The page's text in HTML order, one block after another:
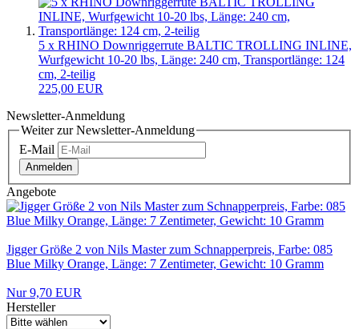
5 x RHINO Downriggerrute BALTIC TROLLING INLINE,
Wurfgewicht 10-20 lbs, Länge: 240 cm, Transportlänge: 124
cm, 2-teilig
225,00 EUR
Newsletter-Anmeldung
Weiter zur Newsletter-Anmeldung
E-Mail
Anmelden
Angebote
Jigger Größe 2 von Nils Master zum Schnapperpreis, Farbe: 085
Blue Milky Orange, Länge: 7 Zentimeter, Gewicht: 10 Gramm
Nur 9,70 EUR
Hersteller